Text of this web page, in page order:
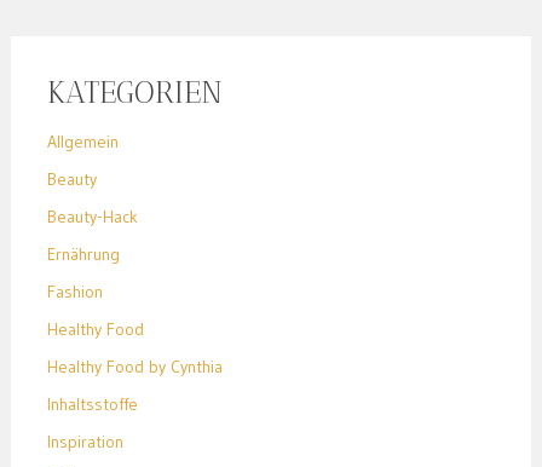
KATEGORIEN
Allgemein
Beauty
Beauty-Hack
Ernährung
Fashion
Healthy Food
Healthy Food by Cynthia
Inhaltsstoffe
Inspiration